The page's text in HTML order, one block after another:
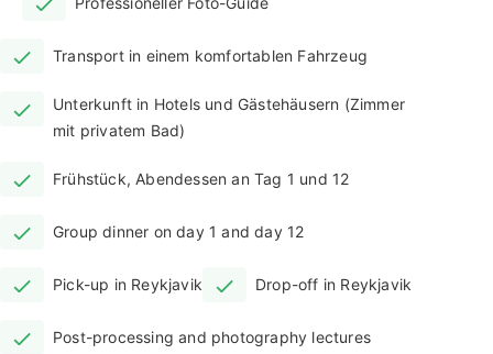
Der Reiseplan führt dich zu den beliebtesten
Spielwiesen isländischer
Diamantstrand, der Gletscherlagune
Jökulsárlón und faszinierenden Wasserfällen
wie Godafoss, mit unbeschreiblichen
wilde Region, die nur im Sommer zugänglich
Mit einem speziell ausgerüsteten
Geländewagen gelangt ihr sicher in die
Transport in einem komfortablen Fahrzeug
Unterkunft in Hotels und Gästehäusern (Zimmer
mit privatem Bad)
Frühstück, Abendessen an Tag 1 und 12
Group dinner on day 1 and day 12
Pick-up in Reykjavik Drop-off in Reykjavik
Post-processing and photography lectures